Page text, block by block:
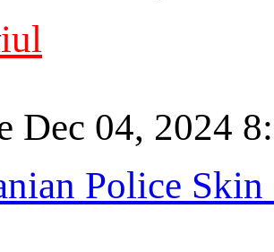
Dec 04, 2024
Police